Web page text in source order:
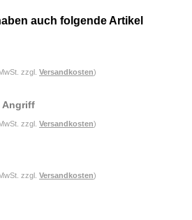
auch folgende Artikel
zzgl. Versandkosten)
Angriff
zzgl. Versandkosten)
zzgl. Versandkosten)